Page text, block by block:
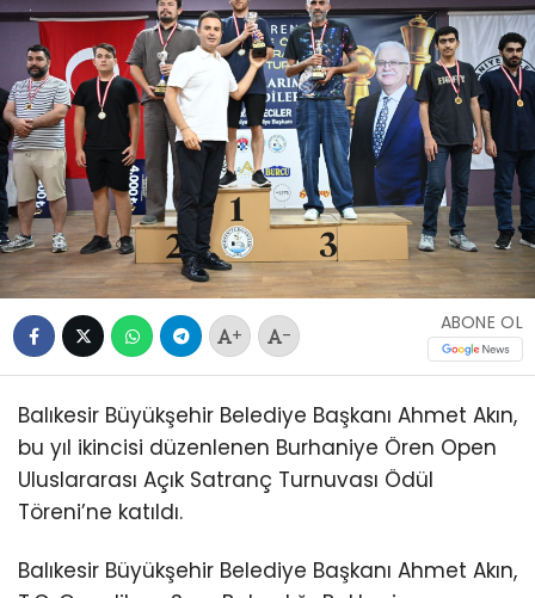
+ -
ABONE OL
Balıkesir Büyükşehir Belediye Başkanı Ahmet Akın,
bu yıl ikincisi düzenlenen Burhaniye Ören Open
Uluslararası Açık Satranç Turnuvası Ödül
Töreni’ne katıldı.
Balıkesir Büyükşehir Belediye Başkanı Ahmet Akın,